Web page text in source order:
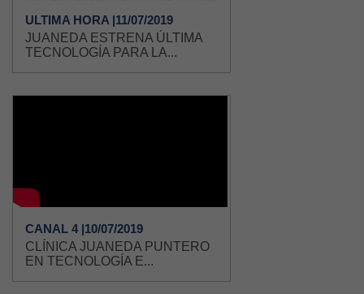
ULTIMA HORA |11/07/2019
JUANEDA ESTRENA ÚLTIMA
TECNOLOGÍA PARA LA...
CANAL 4 |10/07/2019
CLÍNICA JUANEDA PUNTERO
EN TECNOLOGÍA E...